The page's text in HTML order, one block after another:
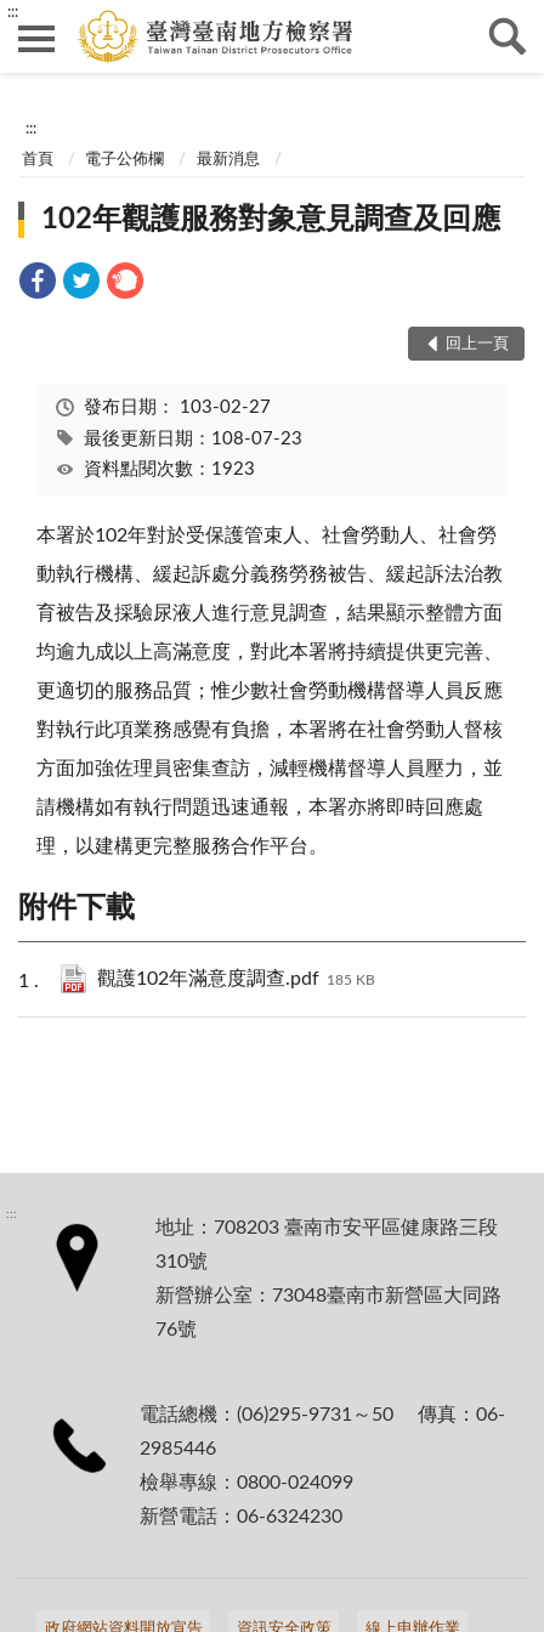
:::
:::
首頁 電子公佈欄 最新消息
102年觀護服務對象意見調查及回應
回上一頁
發布日期： 103-02-27
最後更新日期：108-07-23
資料點閱次數：1923
本署於102年對於受保護管束人、社會勞動人、社會勞
動執行機構、緩起訴處分義務勞務被告、緩起訴法治教
育被告及採驗尿液人進行意見調查，結果顯示整體方面
均逾九成以上高滿意度，對此本署將持續提供更完善、
更適切的服務品質；惟少數社會勞動機構督導人員反應
對執行此項業務感覺有負擔，本署將在社會勞動人督核
方面加強佐理員密集查訪，減輕機構督導人員壓力，並
請機構如有執行問題迅速通報，本署亦將即時回應處
理，以建構更完整服務合作平台。
附件下載
觀護102年滿意度調查.pdf 185 KB
:::
地址：708203 臺南市安平區健康路三段
310號
新營辦公室：73048臺南市新營區大同路
76號
電話總機：(06)295-9731～50 傳真：06-
2985446
檢舉專線：0800-024099
新營電話：06-6324230